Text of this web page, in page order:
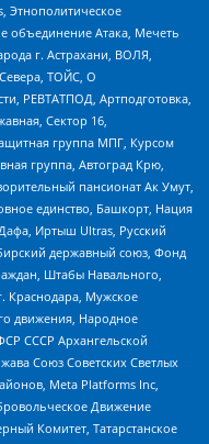
Этнополитическое
объединение Атака, Мечеть
г. Астрахани, ВОЛЯ,
ТОЙС, О
РЕВТАТПОД, Артподготовка,
Сектор 16,
группа МПГ, Курсом
группа, Автоград Крю,
пансионат Ак Умут,
единство, Башкорт, Нация
Иртыш Ultras, Русский
державный союз, Фонд
Штабы Навального,
Краснодара, Мужское
движения, Народное
СССР Архангельской
Союз Советских Светлых
Meta Platforms Inc,
Движение
Комитет, Татарстанское